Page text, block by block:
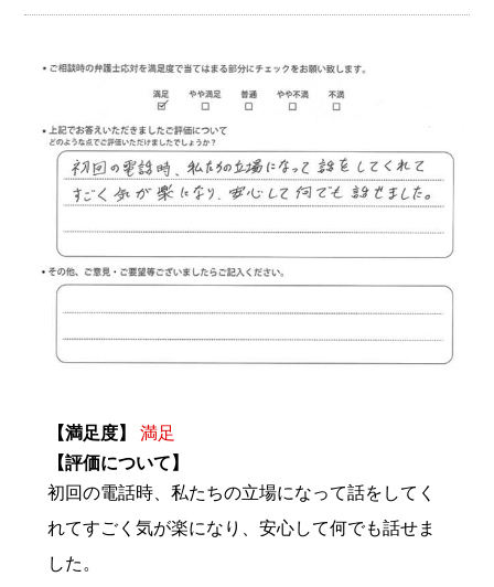
【満足度】
満足
【評価について】
初回の電話時、私たちの立場になって話をしてく
れてすごく気が楽になり、安心して何でも話せま
した。